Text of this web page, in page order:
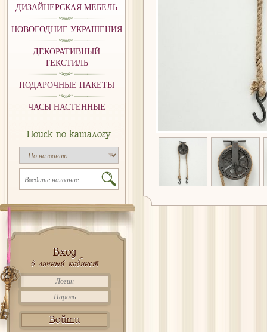
ДИЗАЙНЕРСКАЯ МЕБЕЛЬ
НОВОГОДНИЕ УКРАШЕНИЯ
ДЕКОРАТИВНЫЙ
ТЕКСТИЛЬ
ПОДАРОЧНЫЕ ПАКЕТЫ
ЧАСЫ НАСТЕННЫЕ
Поиск по каталогу
Вход
в личный кабинет